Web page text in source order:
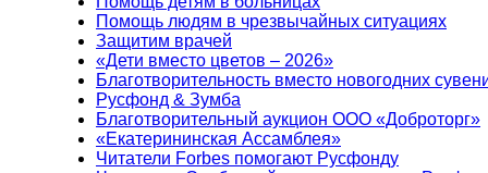
Помощь людям в чрезвычайных ситуациях
Защитим врачей
«Дети вместо цветов – 2026»
Благотворительность вместо новогодних
Русфонд & Зумба
Благотворительный аукцион ООО «Доброторг»
«Екатерининская Ассамблея»
Читатели Forbes помогают Русфонду